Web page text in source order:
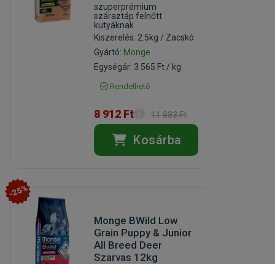
szuperprémium
száraztáp felnőtt
kutyáknak
Kiszerelés: 2.5kg / Zacskó
Gyártó: Monge
Egységár: 3 565 Ft / kg
Rendelhető
8 912 Ft 11 883 Ft
Kosárba
-25%
Monge BWild Low
Grain Puppy & Junior
All Breed Deer
Szarvas 12kg